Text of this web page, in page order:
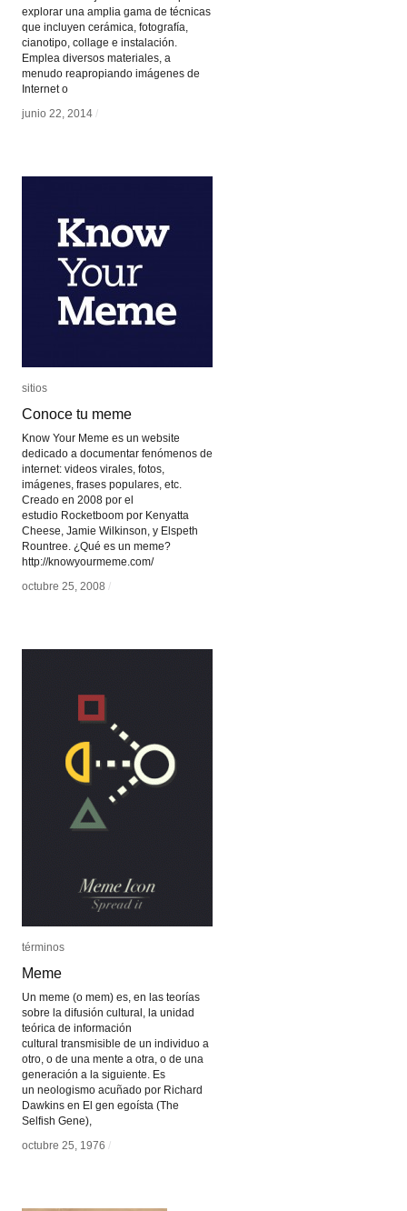
explorar una amplia gama de técnicas
que incluyen cerámica, fotografía,
cianotipo, collage e instalación.
Emplea diversos materiales, a
menudo reapropiando imágenes de
Internet o
junio 22, 2014 /
junio 22, 2014 /
sitios
Conoce tu meme
Know Your Meme es un website
dedicado a documentar fenómenos de
internet: videos virales, fotos,
imágenes, frases populares, etc.
Creado en 2008 por el
estudio Rocketboom por Kenyatta
Cheese, Jamie Wilkinson, y Elspeth
Rountree. ¿Qué es un meme?
http://knowyourmeme.com/
octubre 25, 2008 /
sitios
Conoce tu meme
octubre 25, 2008 /
términos
Meme
Un meme (o mem) es, en las teorías
sobre la difusión cultural, la unidad
teórica de información
cultural transmisible de un individuo a
otro, o de una mente a otra, o de una
generación a la siguiente. Es
un neologismo acuñado por Richard
Dawkins en El gen egoísta (The
Selfish Gene),
octubre 25, 1976 /
términos
Meme
octubre 25, 1976 /